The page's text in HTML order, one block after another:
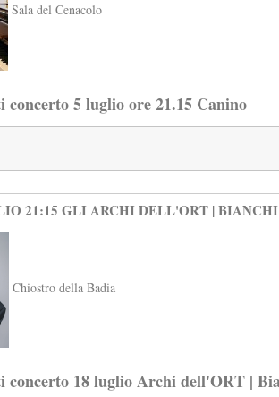
Sala del Cenacolo
5 luglio ore 21.15 Canino
21:15 GLI ARCHI DELL'ORT | BIANCHI
Chiostro della Badia
concerto 18 luglio Archi dell'ORT |